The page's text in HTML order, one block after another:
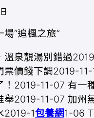
“追楓之旅”
溫泉靚湯別錯過
票價錢下調2019-11-
！2019-11-07 有一
舉2019-11-07 加州
2019-1包養網1-06